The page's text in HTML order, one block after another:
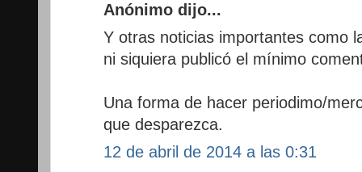
Anónimo dijo...
Y otras noticias importantes como
ni siquiera publicó el mínimo
Una forma de hacer periodimo/
que desparezca.
12 de abril de 2014 a las 0:31